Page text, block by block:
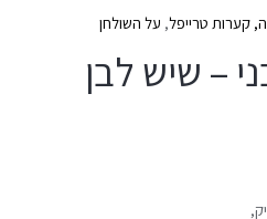
קערות טרייפל, על השולחן
– שיש לבן